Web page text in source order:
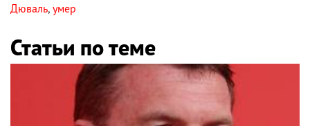
Дюваль, умер
Статьи по теме